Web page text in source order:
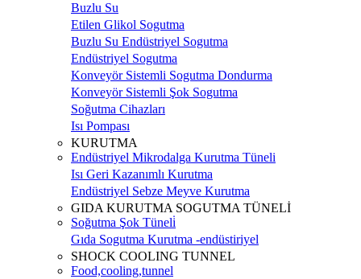
Buzlu Su
Etilen Glikol Sogutma
Buzlu Su Endüstriyel Sogutma
Endüstriyel Sogutma
Konveyör Sistemli Sogutma Dondurma
Konveyör Sistemli Şok Sogutma
Soğutma Cihazları
Isı Pompası
KURUTMA
Endüstriyel Mikrodalga Kurutma Tüneli
Isı Geri Kazanımlı Kurutma
Endüstriyel Sebze Meyve Kurutma
GIDA KURUTMA SOGUTMA TÜNELİ
Soğutma Şok Tüneli̇
Gıda Sogutma Kurutma -endüstiriyel
SHOCK COOLING TUNNEL
Food,cooling,tunnel